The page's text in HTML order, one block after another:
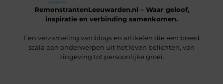
RemonstrantenLeeuwarden.nl – Waar geloof,
inspiratie en verbinding samenkomen.
Een verzameling van blogs en artikelen die een breed
scala aan onderwerpen uit het leven belichten, van
zingeving tot persoonlijke groei.